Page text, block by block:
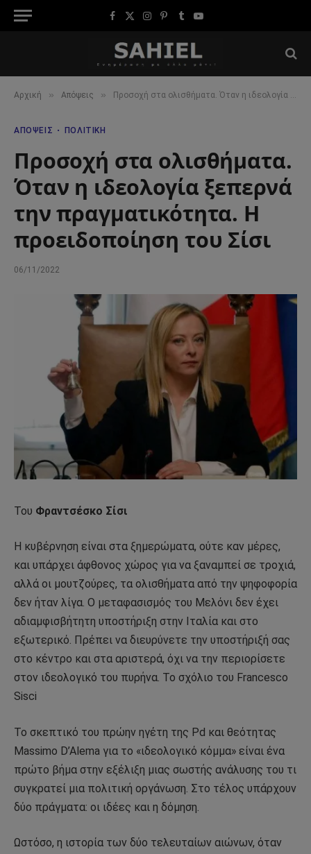
Facebook
X
Instagram
Pinterest
TumblrYouTube
Αρχική » Απόψεις » Προσοχή στα ολισθήματα. Όταν η ιδεολογία ξεπερνά την πραγματικότητα. Η προειδοποίηση του Σίσι
ΑΠΌΨΕΙΣ ΠΟΛΙΤΙΚΉ
Προσοχή στα ολισθήματα.
Όταν η ιδεολογία ξεπερνά
την πραγματικότητα. Η
προειδοποίηση του Σίσι
06/11/2022
Του Φραντσέσκο Σίσι
Η κυβέρνηση είναι στα ξημερώματα, ούτε καν μέρες,
και υπάρχει άφθονος χώρος για να ξαναμπεί σε τροχιά,
αλλά οι μουτζούρες, τα ολισθήματα από την ψηφοφορία
δεν ήταν λίγα. Ο μεταφασισμός του Μελόνι δεν έχει
αδιαμφισβήτητη υποστήριξη στην Ιταλία και στο
εξωτερικό. Πρέπει να διευρύνετε την υποστήριξή σας
στο κέντρο και στα αριστερά, όχι να την περιορίσετε
στον ιδεολογικό του πυρήνα. Το σχόλιο του Francesco
Sisci
Το σκεπτικό του πρώην ηγέτη της Pd και θεότητας
Massimo D’Alema για το «ιδεολογικό κόμμα» είναι ένα
πρώτο βήμα στην εξέλιξη μιας σωστής ανάλυσης του τι
συγκρατεί μια πολιτική οργάνωση. Στο τέλος υπάρχουν
δύο πράγματα: οι ιδέες και η δόμηση.
Ωστόσο, η ιστορία των δύο τελευταίων αιώνων, όταν